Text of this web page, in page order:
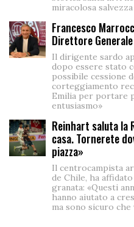
miracolosa
Francesco
Direttore Generale
Il dirigente sardo
dopo essere stato
possibile cessione
corteggiamento
Emilia per portare
entusiasmo»
Reinhart saluta la
casa. Tornerete
piazza»
Il centrocampista
de Chile, ha
granata: «Questi
hanno aiutato a
ma sono sicuro